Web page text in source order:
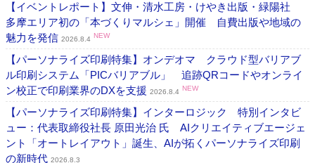
【イベントレポート】文伸・清水工房・けやき出版・緑陽社
多摩エリア初の「本づくりマルシェ」開催 自費出版や地域の
魅力を発信 2026.8.4 NEW
【パーソナライズ印刷特集】オンデオマ クラウド型バリアブ
ル印刷システム「PICバリアブル」 追跡QRコードやオンライ
ン校正で印刷業界のDXを支援 2026.8.4 NEW
【パーソナライズ印刷特集】インターロジック 特別インタビ
ュー：代表取締役社長 原田光治 氏 AIクリエイティブエージェ
ント「オートレイアウト」誕生、AIが拓くパーソナライズ印刷
の新時代 2026.8.3